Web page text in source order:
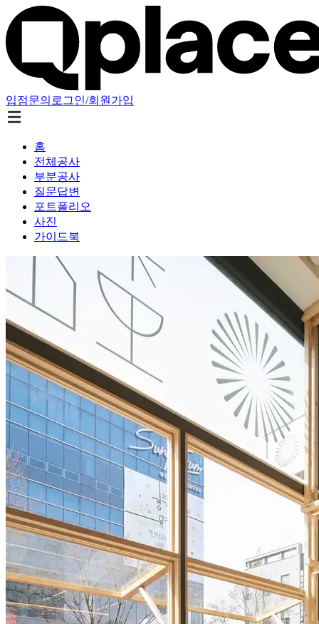
입점문의 로그인/회원가입
홈
전체공사
부분공사
질문답변
포트폴리오
사진
가이드북